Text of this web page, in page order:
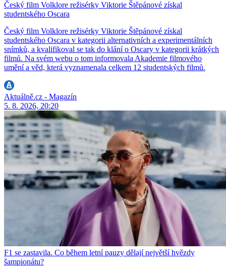
Český film Volklore režisérky Viktorie Štěpánové získal
studentského Oscara
Český film Volklore režisérky Viktorie Štěpánové získal
studentského Oscara v kategorii alternativních a experimentálních
snímků, a kvalifikoval se tak do klání o Oscary v kategorii krátkých
filmů. Na svém webu o tom informovala Akademie filmového
umění a věd, která vyznamenala celkem 12 studentských filmů.
Aktuálně.cz - Magazín
5. 8. 2026, 20:20
F1 se zastavila. Co během letní pauzy dělají největší hvězdy
šampionátu?